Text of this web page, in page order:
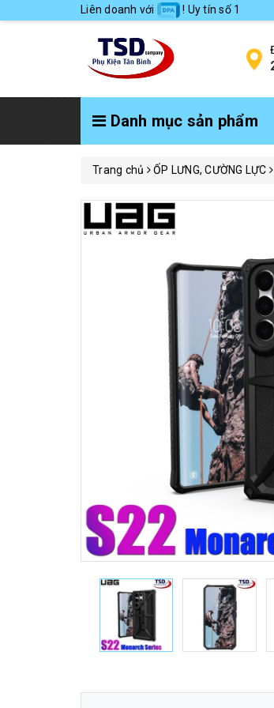
Liên doanh với ! Uy tín số 1
Danh mục sản phẩm
Trang chủ ỐP LƯNG, CƯỜNG LỰC